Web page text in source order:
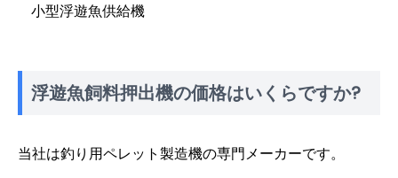
小型浮遊魚供給機
浮遊魚飼料押出機の価格はいくらですか?
当社は釣り用ペレット製造機の専門メーカーです。